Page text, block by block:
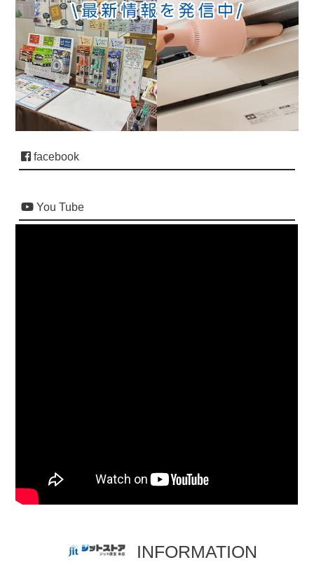
facebook
You Tube
INFORMATION